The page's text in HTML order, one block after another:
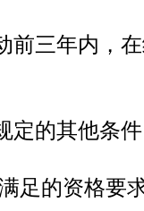
三年内，在
的其他条
的资格要